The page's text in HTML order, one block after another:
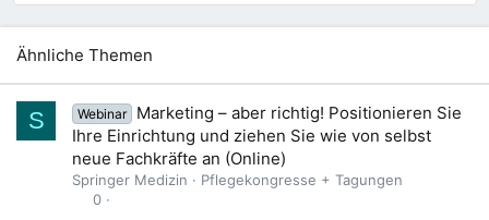
Ähnliche Themen
S Webinar
Marketing – aber richtig! Positionieren Sie
Ihre Einrichtung und ziehen Sie wie von selbst
neue Fachkräfte an (Online)
Springer Medizin
Pflegekongresse + Tagungen
0